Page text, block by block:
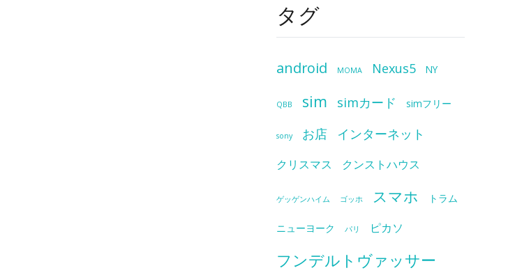
タグ
android MOMA Nexus5 NY
QBB sim simカード simフリー
sony お店 インターネット
クリスマス クンストハウス
ゲッゲンハイム ゴッホ スマホ トラム
ニューヨーク パリ ピカソ
フンデルトヴァッサー